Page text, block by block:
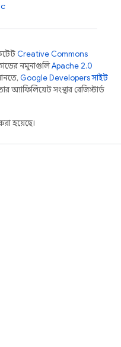
Creative Commons
নমুনাগুলিApache 2.0
Google Developers সাইট
সংস্থার রেজিস্টার্ড
হয়েছে।